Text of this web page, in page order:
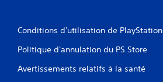
Conditions d'utilisation de PlayStation
Politique d'annulation du PS Store
Avertissements relatifs à la santé